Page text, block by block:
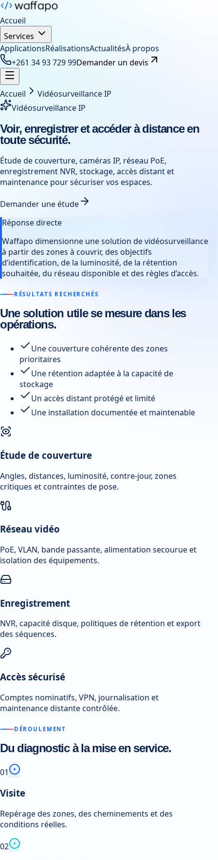
Accueil
Services
ApplicationsRéalisationsActualitésÀ propos
+261 34 93 729 99Demander un devis
Accueil
Vidéosurveillance IP
Vidéosurveillance IP
Voir, enregistrer et accéder à distance en
toute sécurité.
Étude de couverture, caméras IP, réseau PoE,
enregistrement NVR, stockage, accès distant et
maintenance pour sécuriser vos espaces.
Demander une étude
Réponse directe
Waffapo dimensionne une solution de vidéosurveillance
à partir des zones à couvrir, des objectifs
d’identification, de la luminosité, de la rétention
souhaitée, du réseau disponible et des règles d’accès.
RÉSULTATS RECHERCHÉS
Une solution utile se mesure dans les
opérations.
Une couverture cohérente des zones
prioritaires
Une rétention adaptée à la capacité de
stockage
Un accès distant protégé et limité
Une installation documentée et maintenable
Étude de couverture
Angles, distances, luminosité, contre-jour, zones
critiques et contraintes de pose.
Réseau vidéo
PoE, VLAN, bande passante, alimentation secourue et
isolation des équipements.
Enregistrement
NVR, capacité disque, politiques de rétention et export
des séquences.
Accès sécurisé
Comptes nominatifs, VPN, journalisation et
maintenance distante contrôlée.
DÉROULEMENT
Du diagnostic à la mise en service.
01
Visite
Repérage des zones, des cheminements et des
conditions réelles.
02